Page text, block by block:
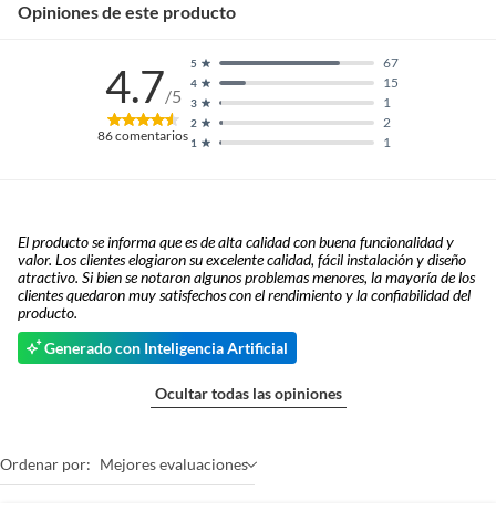
Opiniones de este producto
4.7/5
86comentarios 1 1
2 2
3 1
4 15
5 67
El producto se informa que es de alta calidad con buena funcionalidad y
valor. Los clientes elogiaron su excelente calidad, fácil instalación y diseño
atractivo. Si bien se notaron algunos problemas menores, la mayoría de los
clientes quedaron muy satisfechos con el rendimiento y la confiabilidad del
producto.
Generado con Inteligencia Artificial
Ocultar todas las opiniones
Ordenar por: Mejores evaluaciones